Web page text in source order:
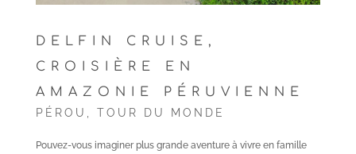
DELFIN CRUISE,
CROISIÈRE EN
AMAZONIE PÉRUVIENNE
PÉROU TOUR DU MONDE
Pouvez-vous imaginer plus grande aventure à vivre en famille